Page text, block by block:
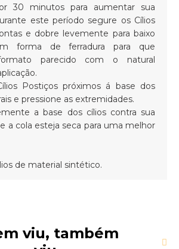
30 minutos para aumentar sua
este período segure os Cílios
e dobre levemente para baixo
forma de ferradura para que
parecido com o natural
Postiços próximos á base dos
e pressione as extremidades.
a base dos cílios contra sua
a cola esteja seca para uma melhor
de material sintético.
viu, também